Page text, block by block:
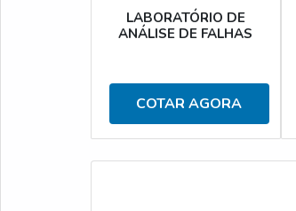
LABORATÓRIO DE
ANÁLISE DE FALHAS
COTAR AGORA